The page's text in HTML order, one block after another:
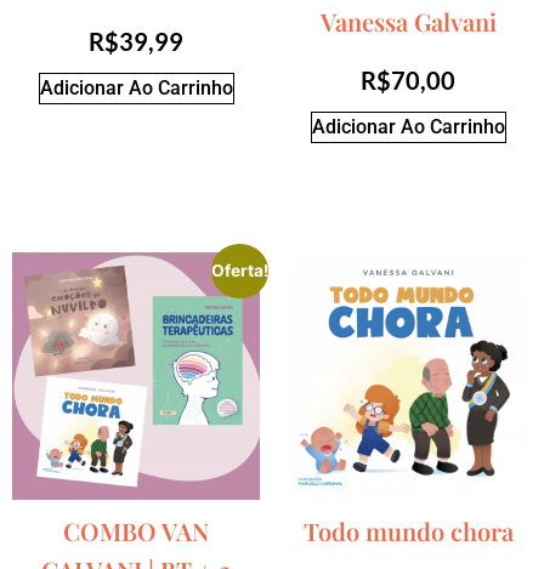
R$39,99
Adicionar Ao Carrinho
Vanessa Galvani
R$70,00
Adicionar Ao Carrinho
Oferta!
COMBO VAN
Todo mundo chora